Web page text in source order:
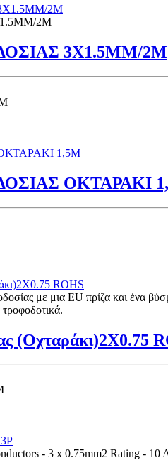
2Μ
3Χ1.5ΜΜ/2Μ
ΟΚΤΑΡΑΚΙ
με μια EU πρίζα και ένα
(Οχταράκι)2Χ0.75
- 3 x 0.75mm2 Rating - 10